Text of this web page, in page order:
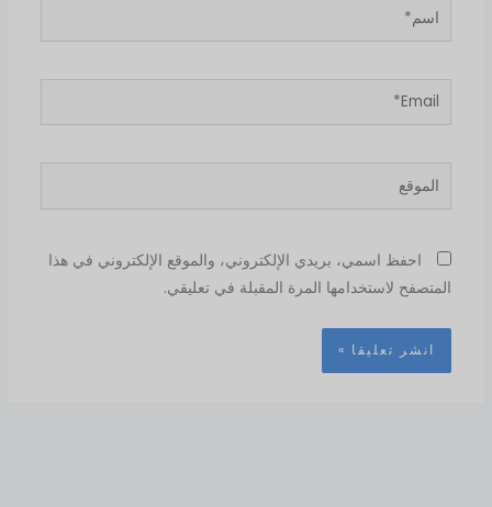
اسم*
Email*
الموقع
احفظ اسمي، بريدي الإلكتروني، والموقع الإلكتروني في هذا
المتصفح لاستخدامها المرة المقبلة في تعليقي.